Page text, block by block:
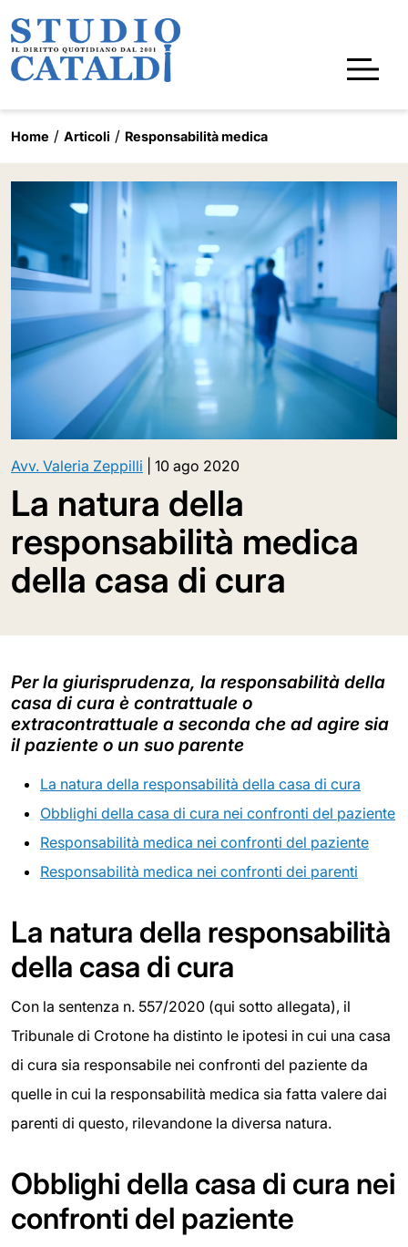
Home Articoli Responsabilità medica
Avv. Valeria Zeppilli 10 ago 2020
La natura della
responsabilità medica
della casa di cura
Per la giurisprudenza, la responsabilità della
casa di cura è contrattuale o
extracontrattuale a seconda che ad agire sia
il paziente o un suo parente
La natura della responsabilità della casa di cura
Obblighi della casa di cura nei confronti del paziente
Responsabilità medica nei confronti del paziente
Responsabilità medica nei confronti dei parenti
La natura della responsabilità
della casa di cura
Con la sentenza n. 557/2020 (qui sotto allegata), il
Tribunale di Crotone ha distinto le ipotesi in cui una casa
di cura sia responsabile nei confronti del paziente da
quelle in cui la responsabilità medica sia fatta valere dai
parenti di questo, rilevandone la diversa natura.
Obblighi della casa di cura nei
confronti del paziente